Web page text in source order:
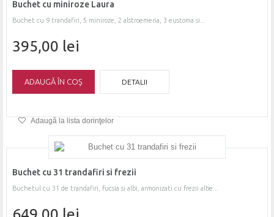
Buchet cu miniroze Laura
Buchet cu 9 trandafiri, 5 miniroze, 2 alstroemeria, 3 eustoma si...
395,00 lei
ADAUGĂ ÎN COŞ DETALII
Adaugă la lista dorinţelor
Buchet cu 31 trandafiri si frezii
Buchetul cu 31 de trandafiri, fucsia si albi, armonizati cu frezii albe...